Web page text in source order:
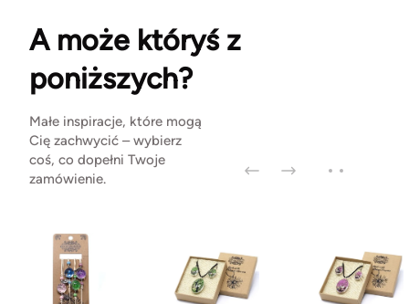
A może któryś z
poniższych?
Małe inspiracje, które mogą
Cię zachwycić – wybierz
coś, co dopełni Twoje
zamówienie.